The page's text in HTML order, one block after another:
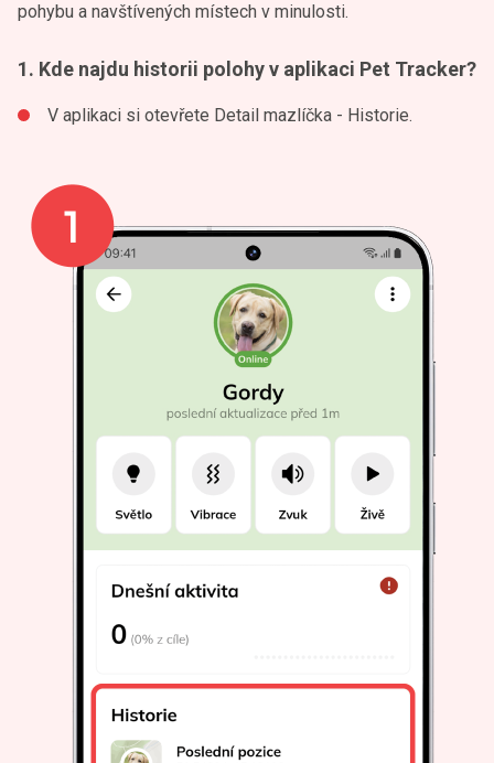
pohybu a navštívených místech v minulosti.
1. Kde najdu historii polohy v aplikaci Pet Tracker?
V aplikaci si otevřete Detail mazlíčka - Historie.